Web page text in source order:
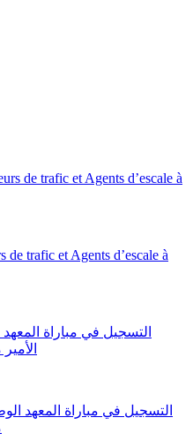
trafic et Agents d’escale à
التسجيل في مباراة المعهد